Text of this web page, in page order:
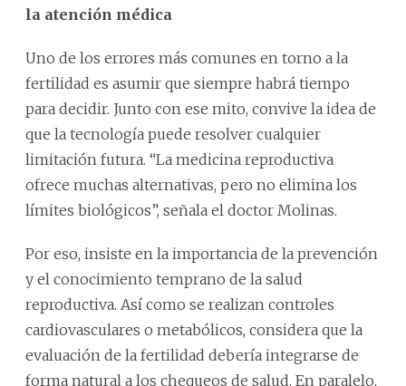
la atención médica
Uno de los errores más comunes en torno a la
fertilidad es asumir que siempre habrá tiempo
para decidir. Junto con ese mito, convive la idea de
que la tecnología puede resolver cualquier
limitación futura. “La medicina reproductiva
ofrece muchas alternativas, pero no elimina los
límites biológicos”, señala el doctor Molinas.
Por eso, insiste en la importancia de la prevención
y el conocimiento temprano de la salud
reproductiva. Así como se realizan controles
cardiovasculares o metabólicos, considera que la
evaluación de la fertilidad debería integrarse de
forma natural a los chequeos de salud. En paralelo,